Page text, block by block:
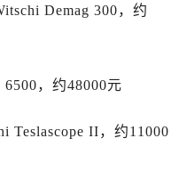
新疆维吾尔自治区乌鲁木齐市天山区红山路26号时代广场（CCMALL）C座17层17-B劳力士售后服务中心（需提前预约）
广东省东莞市东城街道鸿福东路1号民盈国贸中心T1写字楼9层907室劳力士售后服务中心（需提前预约）
Demag 300，约
6500，约48000元
Teslascope II，约11000